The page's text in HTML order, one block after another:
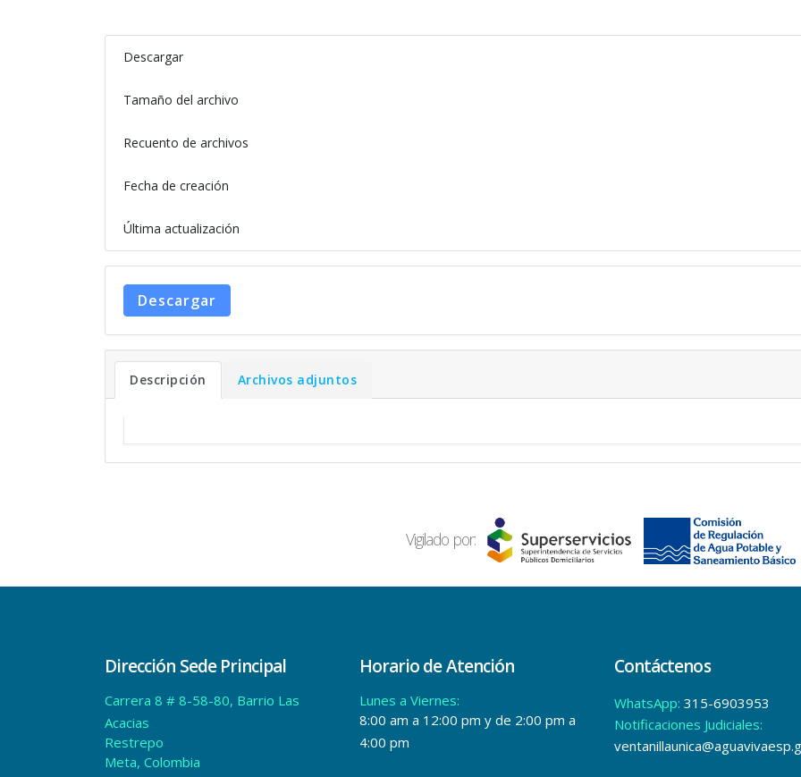
Descargar
Tamaño del archivo
Recuento de archivos
Fecha de creación
Última actualización
Descargar
Descripción Archivos adjuntos
Vigilado por:
Dirección Sede Principal
Carrera 8 # 8-58-80, Barrio Las
Acacias
Restrepo
Meta, Colombia
Horario de Atención
Lunes a Viernes:
8:00 am a 12:00 pm y de 2:00 pm a
4:00 pm
Contáctenos
WhatsApp: 315-6903953
Notificaciones Judiciales: